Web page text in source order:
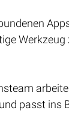
passt ins